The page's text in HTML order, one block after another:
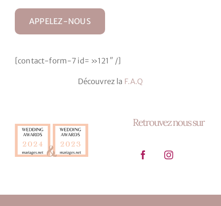
APPELEZ-NOUS
[contact-form-7 id= »121″ /]
Découvrez la F.A.Q
Retrouvez nous sur